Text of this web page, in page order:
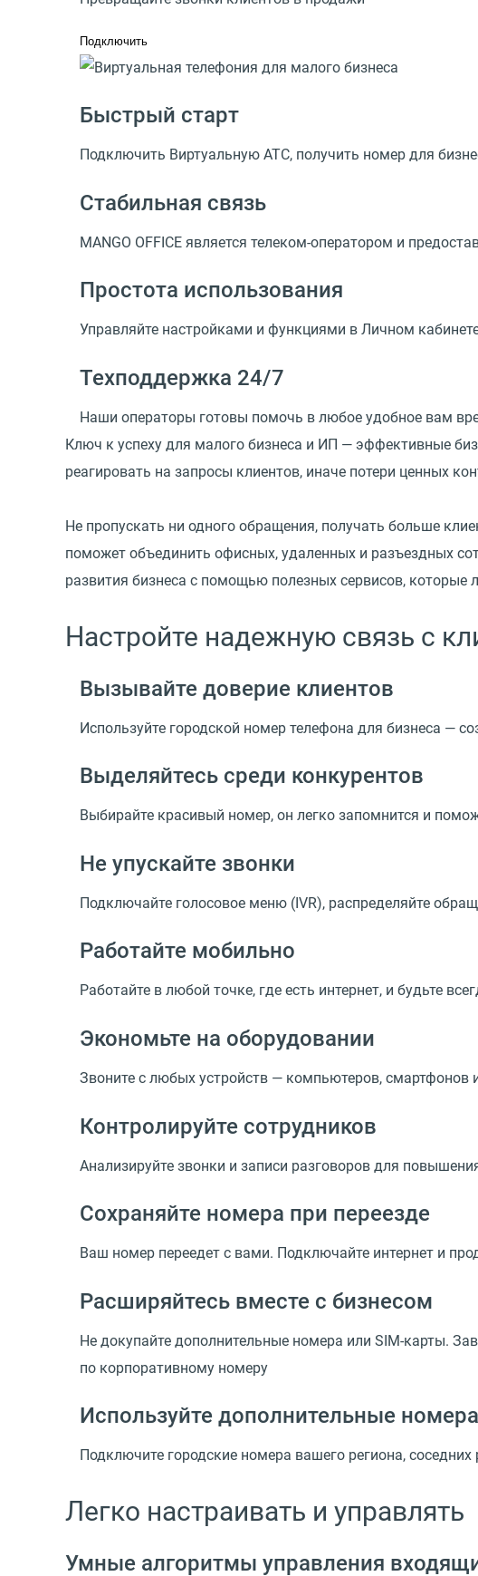
Подключить
Быстрый старт
Подключить Виртуальную АТС, получить номер для
Стабильная связь
MANGO OFFICE является телеком-оператором и
Простота использования
Управляйте настройками и функциями в Личном
Техподдержка 24/7
Наши операторы готовы помочь в любое удобное вам
Ключ к успеху для малого бизнеса и ИП — эффективные
реагировать на запросы клиентов, иначе потери ценных
Не пропускать ни одного обращения, получать больше
поможет объединить офисных, удаленных и разъездных
развития бизнеса с помощью полезных сервисов, которые
Настройте надежную связь с
Вызывайте доверие клиентов
Используйте городской номер телефона для бизнеса —
Выделяйтесь среди конкурентов
Выбирайте красивый номер, он легко запомнится и
Не упускайте звонки
Подключайте голосовое меню (IVR), распределяйте
Работайте мобильно
Работайте в любой точке, где есть интернет, и будьте
Экономьте на оборудовании
Звоните с любых устройств — компьютеров, смартфонов
Контролируйте сотрудников
Анализируйте звонки и записи разговоров для
Сохраняйте номера при переезде
Ваш номер переедет с вами. Подключайте интернет и
Расширяйтесь вместе с бизнесом
Не докупайте дополнительные номера или SIM-карты.
по корпоративному номеру
Используйте дополнительные
Подключите городские номера вашего региона,
Легко настраивать и управлять
Умные алгоритмы управления